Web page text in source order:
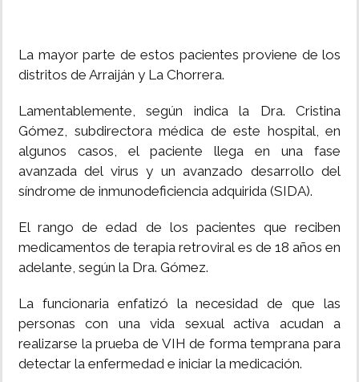
La mayor parte de estos pacientes proviene de los
distritos de Arraiján y La Chorrera.
Lamentablemente, según indica la Dra. Cristina
Gómez, subdirectora médica de este hospital, en
algunos casos, el paciente llega en una fase
avanzada del virus y un avanzado desarrollo del
síndrome de inmunodeficiencia adquirida (SIDA).
El rango de edad de los pacientes que reciben
medicamentos de terapia retroviral es de 18 años en
adelante, según la Dra. Gómez.
La funcionaria enfatizó la necesidad de que las
personas con una vida sexual activa acudan a
realizarse la prueba de VIH de forma temprana para
detectar la enfermedad e iniciar la medicación.